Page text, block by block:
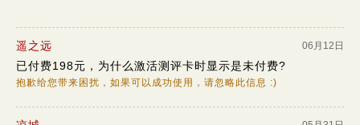
06月12日
遥之远
已付费198元，为什么激活测评卡时显示是未付费?
抱歉给您带来困扰，如果可以成功使用，请忽略此信息 :)